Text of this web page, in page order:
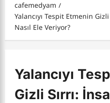
cafemedyam
Yalancıyı Tespit Etmenin
Nasıl Ele Veriyor?
Yalancıyı
Gizli Sırrı: